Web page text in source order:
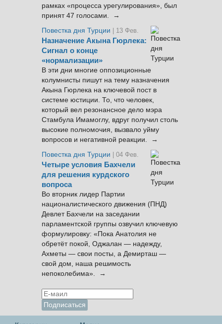
рамках «процесса урегулирования», был
принят 47 голосами. →
Повестка дня Турции
| 13 Фев.
Назначение Акына Гюрлека:
Сигнал о конце
«нормализации»
В эти дни многие оппозиционные
колумнисты пишут на тему назначения
Акына Гюрлека на ключевой пост в
системе юстиции. То, что человек,
который вел резонансное дело мэра
Стамбула Имамоглу, вдруг получил столь
высокие полномочия, вызвало уйму
вопросов и негативной реакции. →
Повестка дня Турции
| 04 Фев.
Четыре условия Бахчели
для решения курдского
вопроса
Во вторник лидер Партии
националистического движения (ПНД)
Девлет Бахчели на заседании
парламентской группы озвучил ключевую
формулировку: «Пока Анатолия не
обретёт покой, Оджалан — надежду,
Ахметы — свои посты, а Демирташ —
свой дом, наша решимость
непоколебима». →